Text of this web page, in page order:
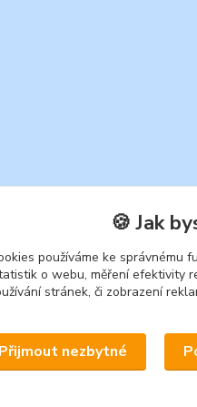
🍪 Jak
používáme ke správnému
o webu, měření efektivity
stránek, či zobrazení
Přijmout nezbytné